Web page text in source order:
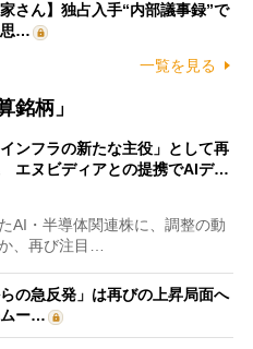
さん】独占入手“内部議事録”で
思…
一覧を見る
銘柄」
ンフラの新たな主役」として再
エヌビディアとの提携でAIデ…
AI・半導体関連株に、調整の動
、再び注目…
の急反発」は再びの上昇局面へ
ー…